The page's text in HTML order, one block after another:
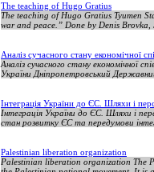
The teaching of Hugo Gratius
The teaching of Hugo Gratius Tyumen
war and peace.” Done by Denis Brovka,
Аналіз сучасного стану економічної
Аналіз сучасного стану економічної
України Дніпропетровський
Інтеграція України до ЄС. Шляхи і
Інтеграція України до ЄС.
стан розвитку ЄС та передумови
Palestinian liberation organization
Palestinian liberation organization The